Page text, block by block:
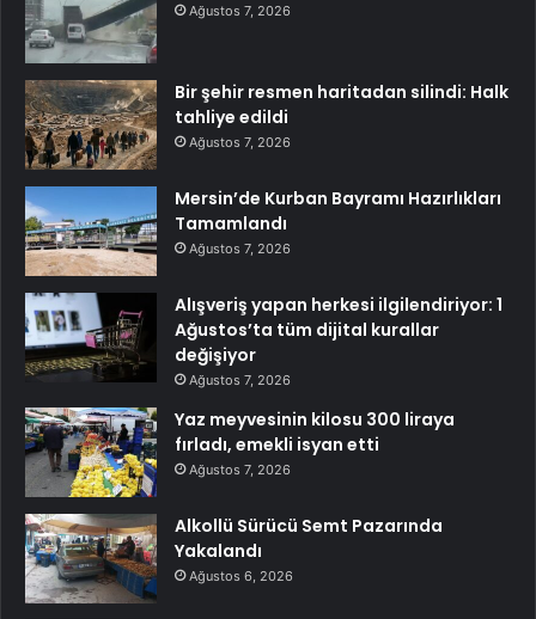
Ağustos 7, 2026
Bir şehir resmen haritadan silindi: Halk
tahliye edildi
Ağustos 7, 2026
Mersin’de Kurban Bayramı Hazırlıkları
Tamamlandı
Ağustos 7, 2026
Alışveriş yapan herkesi ilgilendiriyor: 1
Ağustos’ta tüm dijital kurallar
değişiyor
Ağustos 7, 2026
Yaz meyvesinin kilosu 300 liraya
fırladı, emekli isyan etti
Ağustos 7, 2026
Alkollü Sürücü Semt Pazarında
Yakalandı
Ağustos 6, 2026